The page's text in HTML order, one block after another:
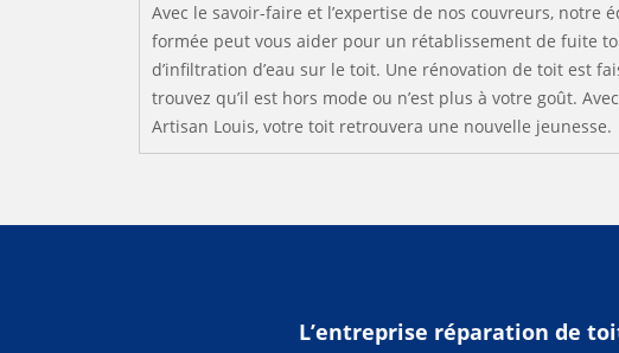
Avec le savoir-faire et l’expertise de nos couvreurs, notre
formée peut vous aider pour un rétablissement de fuite
d’infiltration d’eau sur le toit. Une rénovation de toit est
trouvez qu’il est hors mode ou n’est plus à votre goût.
Artisan Louis, votre toit retrouvera une nouvelle jeunesse.
L’entreprise réparation de